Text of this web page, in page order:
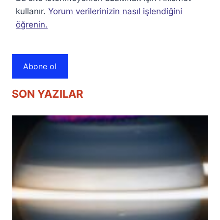
kullanır. Yorum verilerinizin nasıl işlendiğini
öğrenin.
Abone ol
SON YAZILAR